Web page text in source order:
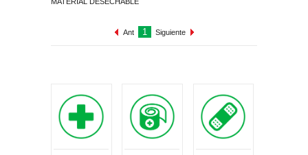
CUIDADO PERSONAL
CUIDADO DEL BEBÉ
Ant 1 Siguiente